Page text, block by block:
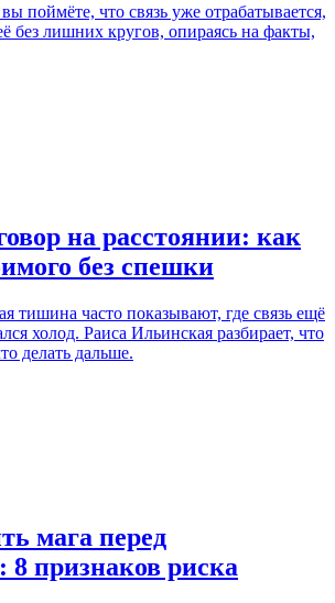
поймёте, что связь уже отрабатывается,
без лишних кругов, опираясь на факты,
на расстоянии: как
без спешки
тишина часто показывают, где связь ещё
холод. Раиса Ильинская разбирает, что
делать дальше.
мага перед
8 признаков риска